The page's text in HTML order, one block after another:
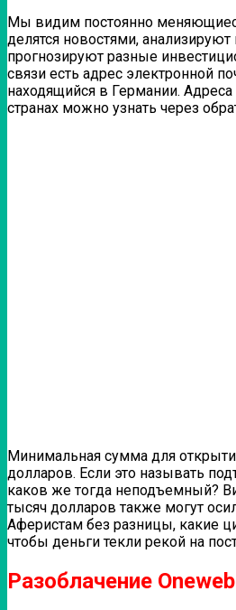
Мы видим постоянно
делятся новостями, анализируют
прогнозируют разные
связи есть адрес электронной
находящийся в Германии.
странах можно узнать через
Минимальная сумма для
долларов. Если это называть
каков же тогда неподъемный?
тысяч долларов также могут
Аферистам без разницы, какие
чтобы деньги текли рекой на
Разоблачение